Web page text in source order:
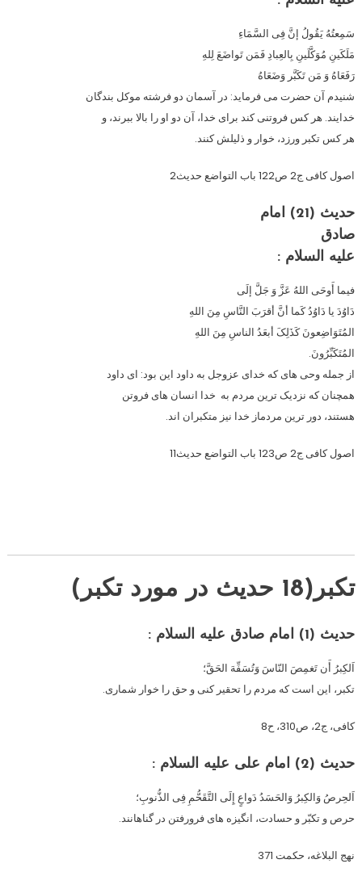
سَمِعتُهُ یَقُولُ إنَّ فِی السَّمَاءِ
مَلَکَینِ مُوَکَّلَینِ بِالعِبادِ فَمَن تَواضَعَ لِلهِ
رَفَعَاهُ وَ مَن تَکَبَّر وَضَعَاهُ
شنیدم آن حضرت می فرماید: در آسمان دو فرشته موکل بندگان
خدایند. هر کس فروتنی کند برای خدا، آن دو او را بالا ببرند، و
هر کس تکبر ورزد، خوار و ذلیلش کنند.
اصول کافی ج2 ص122 باب التواضع حدیث2
حدیث (21) امام
صادق
عليه‏ السلام :
فیما أَوحَی اللهُ عَزَّ وَ جَلَّ إلَی
دَاوُدَ یا دَاوُدُ کَما أنَّ أقرَبَ النَّاسِ مِنَ اللهِ
المُتَوَاضِعونَ کَذَلِکَ أبعَدُ الناسِ مِنَ اللهِ
المُتَکَبِّرُونَ.
از جمله وحی های که خدای عزوجل به داود این بود: ای داود
همچنان که نزدیک ترین مردم به خدا انسان های فروتن
هستند، دور ترین مردماز خدا نیز متکبران اند.
اصول کافی ج2 ص123 باب التواضع حدیث11
تکبر(18 حدیث در مورد تکبر)
حدیث (1) امام صادق علیه السلام :
اَلکِبرُ أَن تَغمِصَ النّاسَ وَتُسَفِّهَ الحَقَّ؛
تکبر، این است که مردم را تحقیر کنى و حق را خوار شمارى.
کافى، ج2، ص310، ح8
حدیث (2) امام على علیه السلام :
اَلحِرصُ وَالکِبرُ وَالحَسَدُ دَواعٍ إِلَى التَّقَحُّمِ فِى الذُّنوبِ؛
حرص و تکبّر و حسادت، انگیزه هاى فرورفتن در گناهانند.
نهج البلاغه، حکمت 371